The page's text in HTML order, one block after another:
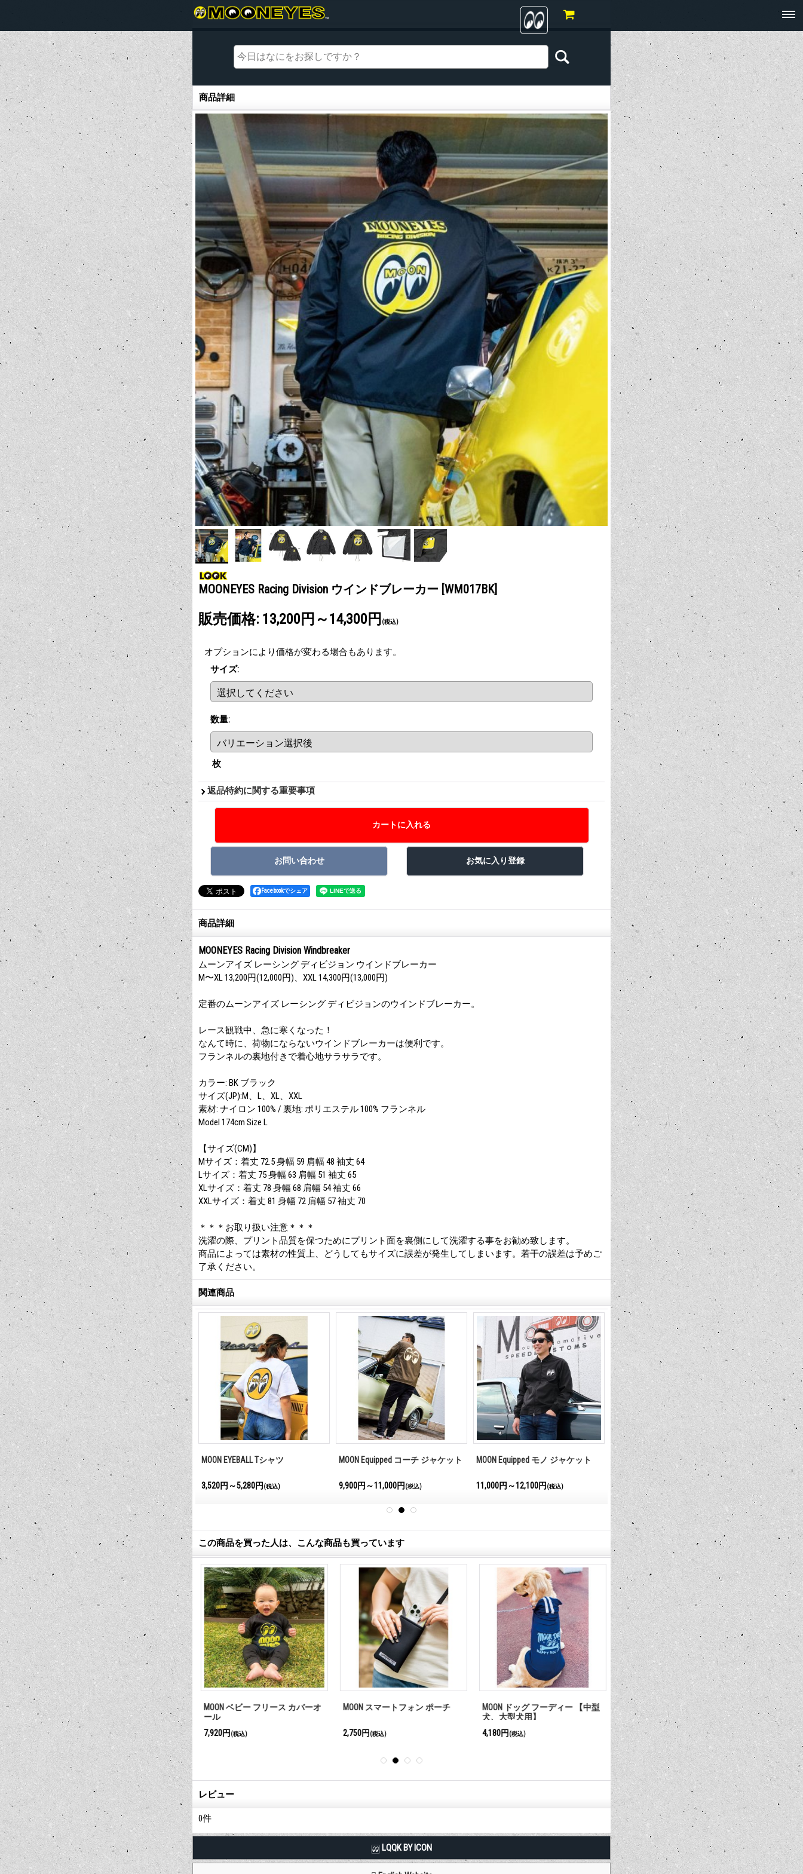
商品詳細
商品詳細
MOONEYES Racing Division ウインドブレーカー [WM017BK]
販売価格: 13,200円～14,300円 (税込)
オプションにより価格が変わる場合もあります。
サイズ:
数量:
枚
返品特約に関する重要事項
Facebookでシェア
商品詳細
MOONEYES Racing Division Windbreaker
ムーンアイズ レーシング ディビジョン ウインドブレーカー
M〜XL 13,200円(12,000円)、XXL 14,300円(13,000円)
定番のムーンアイズ レーシング ディビジョンのウインドブレーカー。
レース観戦中、急に寒くなった！
なんて時に、荷物にならないウインドブレーカーは便利です。
フランネルの裏地付きで着心地サラサラです。
カラー: BK ブラック
サイズ(JP):M、L、XL、XXL
素材: ナイロン 100% / 裏地: ポリエステル 100% フランネル
Model 174cm Size L
【サイズ(CM)】
Mサイズ：着丈 72.5 身幅 59 肩幅 48 袖丈 64
Lサイズ：着丈 75 身幅 63 肩幅 51 袖丈 65
XLサイズ：着丈 78 身幅 68 肩幅 54 袖丈 66
XXLサイズ：着丈 81 身幅 72 肩幅 57 袖丈 70
＊＊＊お取り扱い注意＊＊＊
洗濯の際、プリント品質を保つためにプリント面を裏側にして洗濯する事をお勧め致します。
商品によっては素材の性質上、どうしてもサイズに誤差が発生してしまいます。若干の誤差は予めご
了承ください。
関連商品
MOONEYES Racing Div T シャツ
3,740円～5,500円 (税込)
MOON EYEBALL Tシャツ
3,520円～5,280円 (税込)
MOON Equipped コーチ ジャケット
9,900円～11,000円 (税込)
MOON Equipped モノ ジャケット
11,000円～12,100円 (税込)
MOON Equipped Iron Cross コーチ
ジャケット
9,900円～11,000円
最新号発売中
International
1,210円 (税込)
この商品を買った人は、こんな商品も買っています
ト バイザ MOON アイボール ロンパース
3,960円 (税込)
MOON ベビー フリース カバーオ
ール
7,920円(税込)
MOON スマートフォン ポーチ
2,750円(税込)
MOON ドッグ フーディー 【中型
犬、大型犬用】
4,180円(税込)
MOON Equipment Co. Speed Shop
ライト ジップ フーディー
7,480円(税込)
キッズ
ソックス
1,320円
(税込)
レビュー
0件
LQQK BY ICON